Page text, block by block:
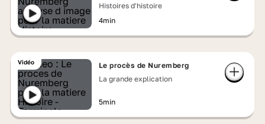
Histoires d'histoire
4min
Vidéo
Le procès de Nuremberg
La grande explication
5min